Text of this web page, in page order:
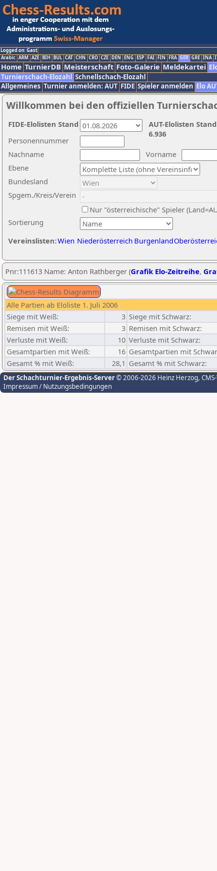
Logged on: Gast
Arabic ARM AZE BIH BUL CAT CHN CRO CZE DEN ENG ESP FAI FIN FRA GER GRE INA
Home TurnierDB Meisterschaft Foto-Galerie Meldekartei
Turnierschach-Elozahl Schnellschach-Elozahl
Allgemeines Turnier anmelden: AUT FIDE Spieler anmelden Elo
Willkommen bei den offiziellen
Nachname
Vorname
Ebene
Sortierung
Personennummer
Bundesland
Spgem./Kreis/Verein
Nur "österreichische" Spieler
Vereinslisten:Wien Niederösterreich Burgenland
AUT-Elolisten
6.936
FIDE-Elolisten Stand
Pnr:111613 Name: Anton Rathberger (Grafik Elo-Zeitreihe,
Alle Partien ab Eloliste 1. Juli 2006
Siege mit Weiß:
3 Siege mit Schwarz:
Remisen mit Weiß:
3 Remisen mit Schwarz:
Verluste mit Weiß:
10 Verluste mit Schwarz:
Gesamtpartien mit Weiß:
16 Gesamtpartien mit
Gesamt % mit Weiß:
28,1 Gesamt % mit Schwarz:
Der Schachturnier-Ergebnis-Server© 2006-2026 Heinz Herzog,
Impressum / Nutzungsbedingungen